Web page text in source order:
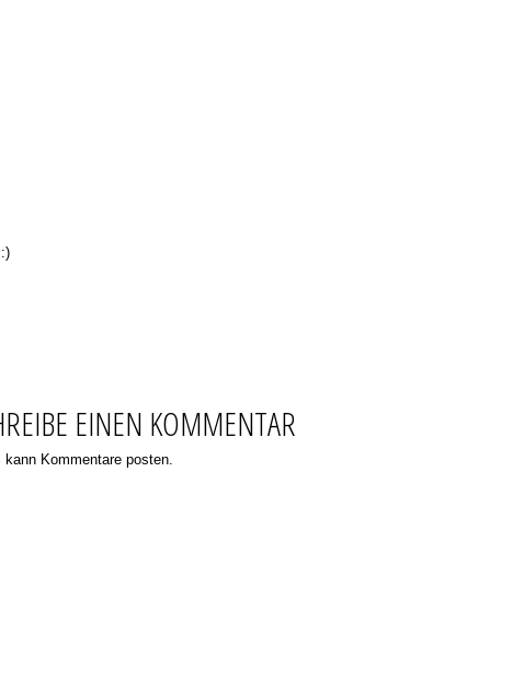
EINEN KOMMENTAR
Kommentare posten.